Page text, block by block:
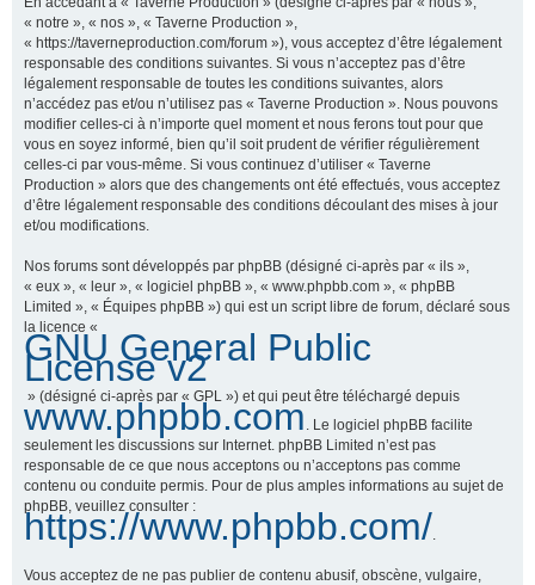
« notre », « nos », « Taverne Production »,
« https://taverneproduction.com/forum »), vous acceptez d’être légalement
responsable des conditions suivantes. Si vous n’acceptez pas d’être
légalement responsable de toutes les conditions suivantes, alors
n’accédez pas et/ou n’utilisez pas « Taverne Production ». Nous pouvons
modifier celles-ci à n’importe quel moment et nous ferons tout pour que
vous en soyez informé, bien qu’il soit prudent de vérifier régulièrement
celles-ci par vous-même. Si vous continuez d’utiliser « Taverne
Production » alors que des changements ont été effectués, vous acceptez
d’être légalement responsable des conditions découlant des mises à jour
et/ou modifications.
Nos forums sont développés par phpBB (désigné ci-après par « ils »,
« eux », « leur », « logiciel phpBB », « www.phpbb.com », « phpBB
Limited », « Équipes phpBB ») qui est un script libre de forum, déclaré sous
la licence «
GNU General Public
License v2
» (désigné ci-après par « GPL ») et qui peut être téléchargé depuis
www.phpbb.com
. Le logiciel phpBB facilite
seulement les discussions sur Internet. phpBB Limited n’est pas
responsable de ce que nous acceptons ou n’acceptons pas comme
contenu ou conduite permis. Pour de plus amples informations au sujet de
phpBB, veuillez consulter :
https://www.phpbb.com/
Vous acceptez de ne pas publier de contenu abusif, obscène, vulgaire,